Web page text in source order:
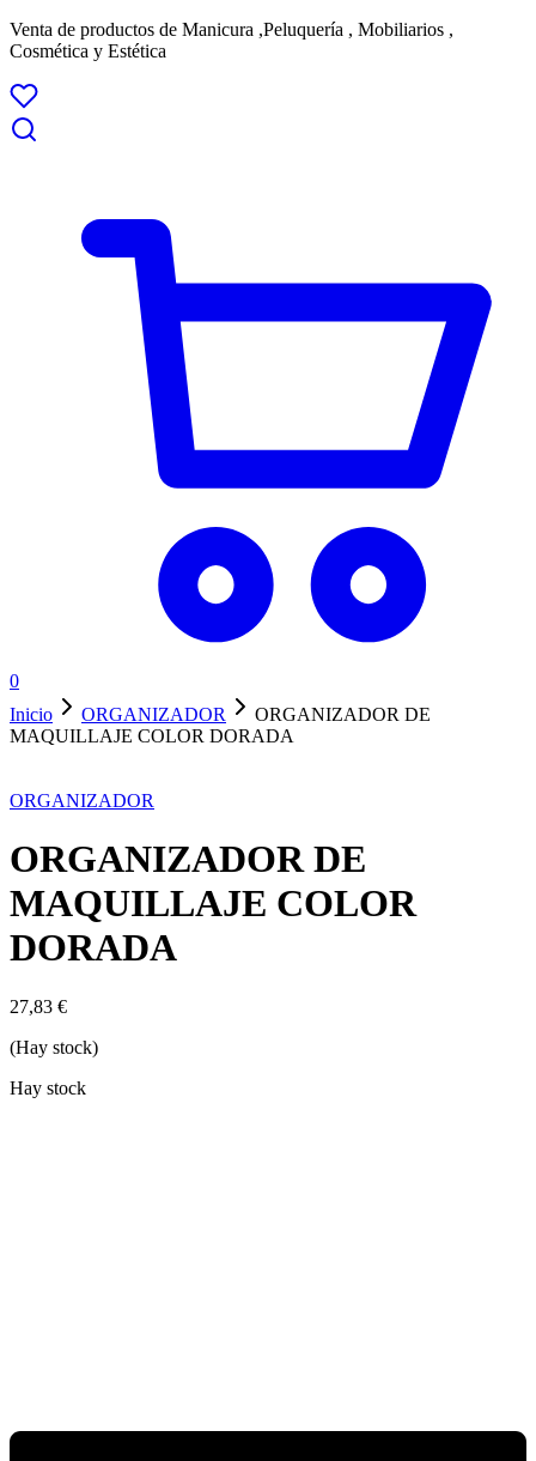
Venta de productos de Manicura ,Peluquería , Mobiliarios ,
Cosmética y Estética
0
Inicio
ORGANIZADOR
ORGANIZADOR DE
MAQUILLAJE COLOR DORADA
ORGANIZADOR
ORGANIZADOR DE
MAQUILLAJE COLOR
DORADA
27,83 €
(Hay stock)
Hay stock